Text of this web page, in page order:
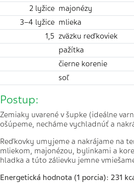
2 lyžice majonézy
3–4 lyžice mlieka
1,5 zväzku reďkoviek
pažítka
čierne korenie
soľ
Postup:
Zemiaky uvarené v šupke (ideálne
ošúpeme, necháme vychladnúť a
Reďkovky umyjeme a nakrájame na
mliekom, majonézou, bylinkami a
hladka a túto zálievku jemne
Energetická hodnota (1 porcia): 231